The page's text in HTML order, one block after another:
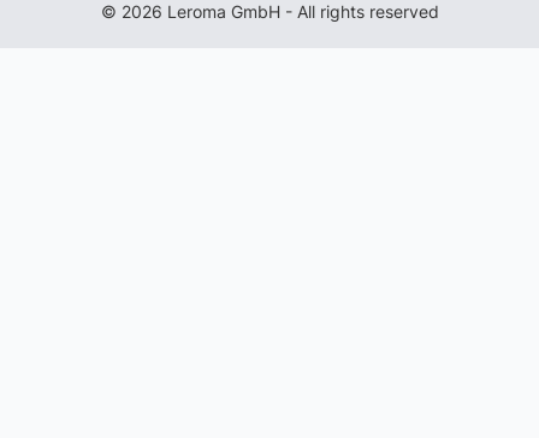
© 2026 Leroma GmbH - All rights reserved